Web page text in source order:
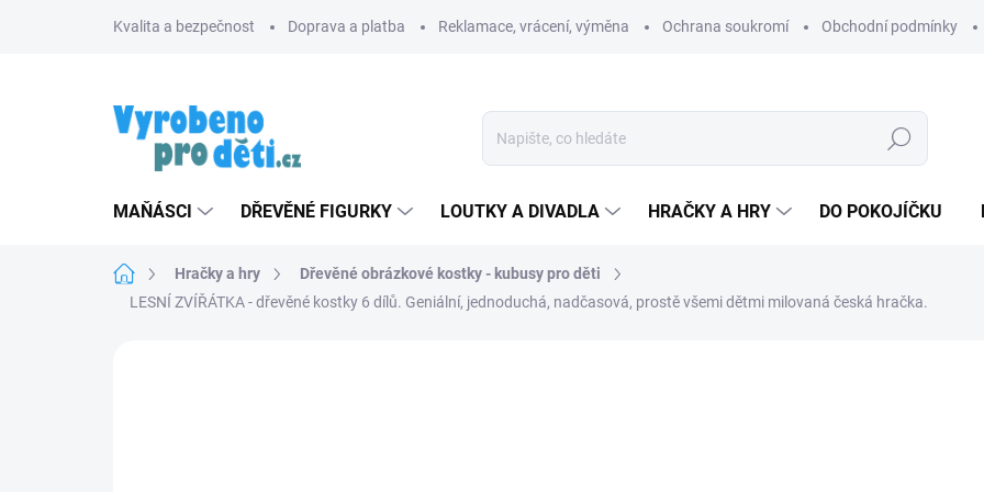
Kvalita a bezpečnost Doprava a platba Reklamace, vrácení, výměna Ochrana soukromí Obchodní podmínky
Hledat
MAŇÁSCI DŘEVĚNÉ FIGURKY LOUTKY A DIVADLA HRAČKY A HRY DO POKOJÍČKU
Domů Hračky a hry
Dřevěné obrázkové kostky - kubusy pro děti
LESNÍ ZVÍŘÁTKA - dřevěné kostky 6 dílů. Geniální, jednoduchá, nadčasová, prostě všemi dětmi milovaná česká hračka.